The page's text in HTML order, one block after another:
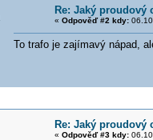
Re: Jaký proudový
« Odpověď #2 kdy:
To trafo je zajímavý nápad,
Re: Jaký proudový
« Odpověď #3 kdy: